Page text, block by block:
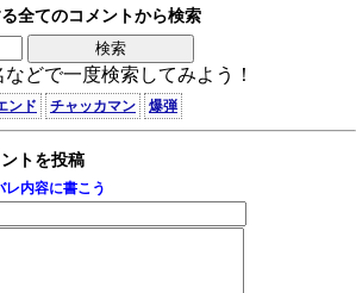
全てのコメントから検索
どで一度検索してみよう！
ンド チャッカマン 爆弾
トを投稿
レ内容に書こう